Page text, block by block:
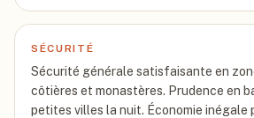
SÉCURITÉ
Sécurité générale satisfaisante en
côtières et monastères. Prudence en
petites villes la nuit. Économie inégale